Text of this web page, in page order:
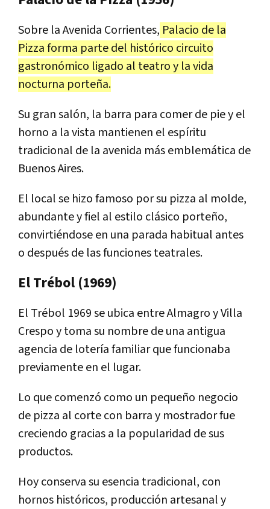
Sobre la Avenida Corrientes, Palacio de la
Pizza forma parte del histórico circuito
gastronómico ligado al teatro y la vida
nocturna porteña.
Su gran salón, la barra para comer de pie y el
horno a la vista mantienen el espíritu
tradicional de la avenida más emblemática de
Buenos Aires.
El local se hizo famoso por su pizza al molde,
abundante y fiel al estilo clásico porteño,
convirtiéndose en una parada habitual antes
o después de las funciones teatrales.
El Trébol (1969)
El Trébol 1969 se ubica entre Almagro y Villa
Crespo y toma su nombre de una antigua
agencia de lotería familiar que funcionaba
previamente en el lugar.
Lo que comenzó como un pequeño negocio
de pizza al corte con barra y mostrador fue
creciendo gracias a la popularidad de sus
productos.
Hoy conserva su esencia tradicional, con
hornos históricos, producción artesanal y